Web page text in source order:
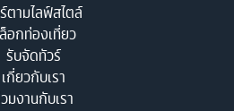
ตามไลฟ์สไตล์
อกท่องเที่ยว
รับจัดทัวร์
เกี่ยวกับเรา
มงานกับเรา